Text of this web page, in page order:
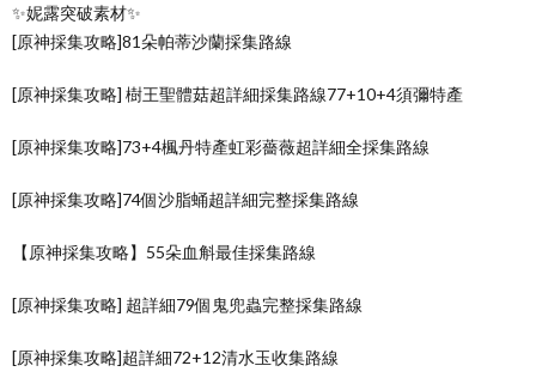
✨妮露突破素材✨
[原神採集攻略]81朵帕蒂沙蘭採集路線
[原神採集攻略] 樹王聖體菇超詳細採集路線77+10+4須彌特產
[原神採集攻略]73+4楓丹特產虹彩薔薇超詳細全採集路線
[原神採集攻略]74個沙脂蛹超詳細完整採集路線
【原神採集攻略】55朵血斛最佳採集路線
[原神採集攻略] 超詳細79個鬼兜蟲完整採集路線
[原神採集攻略]超詳細72+12清水玉收集路線